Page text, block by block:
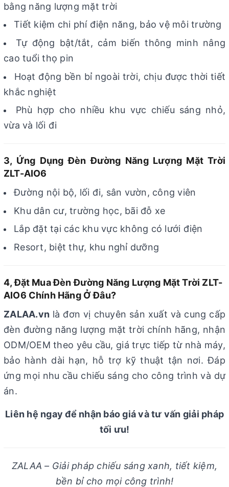
bằng năng lượng mặt trời
Tiết kiệm chi phí điện năng, bảo vệ môi trường
Tự động bật/tắt, cảm biến thông minh nâng
cao tuổi thọ pin
Hoạt động bền bỉ ngoài trời, chịu được thời tiết
khắc nghiệt
Phù hợp cho nhiều khu vực chiếu sáng nhỏ,
vừa và lối đi
3, Ứng Dụng Đèn Đường Năng Lượng Mặt Trời
ZLT-AIO6
Đường nội bộ, lối đi, sân vườn, công viên
Khu dân cư, trường học, bãi đỗ xe
Lắp đặt tại các khu vực không có lưới điện
Resort, biệt thự, khu nghỉ dưỡng
4, Đặt Mua Đèn Đường Năng Lượng Mặt Trời ZLT-
AIO6 Chính Hãng Ở Đâu?
ZALAA.vn là đơn vị chuyên sản xuất và cung cấp
đèn đường năng lượng mặt trời chính hãng, nhận
ODM/OEM theo yêu cầu, giá trực tiếp từ nhà máy,
bảo hành dài hạn, hỗ trợ kỹ thuật tận nơi. Đáp
ứng mọi nhu cầu chiếu sáng cho công trình và dự
án.
Liên hệ ngay để nhận báo giá và tư vấn giải pháp
tối ưu!
ZALAA – Giải pháp chiếu sáng xanh, tiết kiệm,
bền bỉ cho mọi công trình!